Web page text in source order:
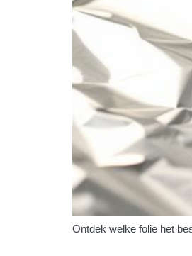
Ontdek welke folie het